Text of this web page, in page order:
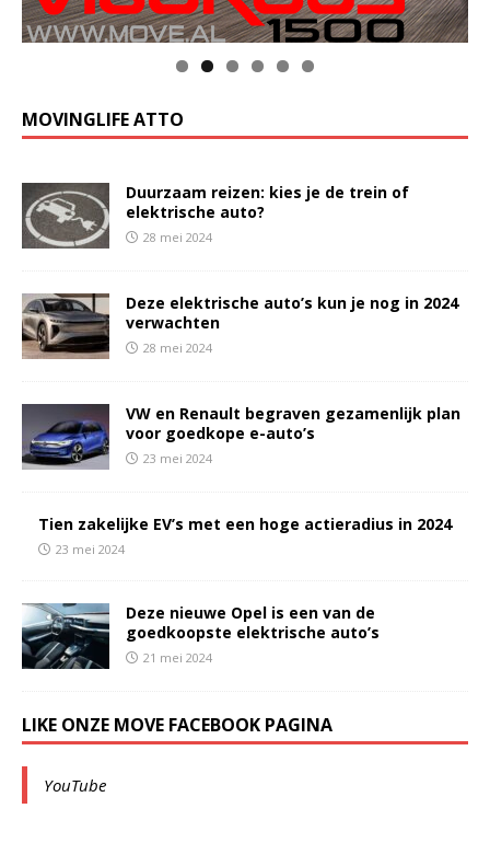
MOVINGLIFE ATTO
Duurzaam reizen: kies je de trein of
elektrische auto?
28 mei 2024
Deze elektrische auto’s kun je nog in 2024
verwachten
28 mei 2024
VW en Renault begraven gezamenlijk plan
voor goedkope e-auto’s
23 mei 2024
Tien zakelijke EV’s met een hoge actieradius in 2024
23 mei 2024
Deze nieuwe Opel is een van de
goedkoopste elektrische auto’s
21 mei 2024
LIKE ONZE MOVE FACEBOOK PAGINA
YouTube